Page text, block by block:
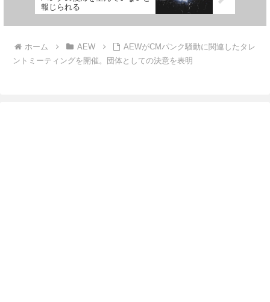
報じられる
ホーム AEW
AEWがCMパンク騒動に関連したタレ
ントミーティングを開催。団体としての決意を表明